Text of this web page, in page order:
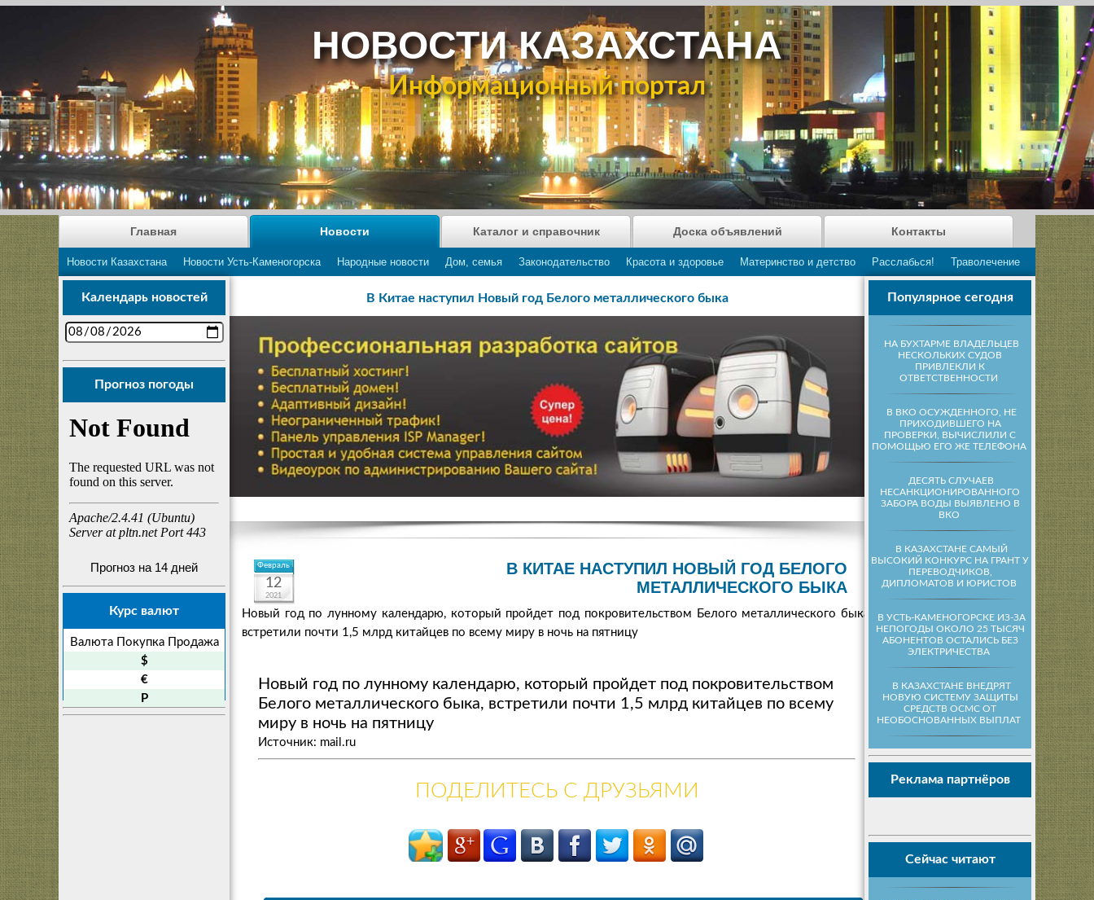
НОВОСТИ КАЗАХСТАНА
Информационный портал
Главная Новости
Новости Казахстана Новости Усть-Каменогорска Народные новости Дом, семья Законодательство Красота и здоровье Материнство и детство Расслабься! Траволечение
Каталог и справочник Доска объявлений Контакты
Популярное сегодня
НА БУХТАРМЕ ВЛАДЕЛЬЦЕВ
НЕСКОЛЬКИХ СУДОВ
ПРИВЛЕКЛИ К
ОТВЕТСТВЕННОСТИ
В ВКО ОСУЖДЕННОГО, НЕ
ПРИХОДИВШЕГО НА
ПРОВЕРКИ, ВЫЧИСЛИЛИ С
ПОМОЩЬЮ ЕГО ЖЕ ТЕЛЕФОНА
ДЕСЯТЬ СЛУЧАЕВ
НЕСАНКЦИОНИРОВАННОГО
ЗАБОРА ВОДЫ ВЫЯВЛЕНО В
ВКО
В КАЗАХСТАНЕ САМЫЙ
ВЫСОКИЙ КОНКУРС НА ГРАНТ У
ПЕРЕВОДЧИКОВ,
ДИПЛОМАТОВ И ЮРИСТОВ
В УСТЬ-КАМЕНОГОРСКЕ ИЗ-ЗА
НЕПОГОДЫ ОКОЛО 25 ТЫСЯЧ
АБОНЕНТОВ ОСТАЛИСЬ БЕЗ
ЭЛЕКТРИЧЕСТВА
В КАЗАХСТАНЕ ВНЕДРЯТ
НОВУЮ СИСТЕМУ ЗАЩИТЫ
СРЕДСТВ ОСМС ОТ
НЕОБОСНОВАННЫХ ВЫПЛАТ
Реклама партнёров
Сейчас читают
Календарь новостей
Прогноз погоды
Прогноз на 14 дней
Курс валют
Валюта Покупка
Продажа
$
€
P
В Китае наступил Новый год Белого металлического быка
Февраль
12
2021
В КИТАЕ НАСТУПИЛ НОВЫЙ ГОД БЕЛОГО
МЕТАЛЛИЧЕСКОГО БЫКА
Новый год по лунному календарю, который пройдет под покровительством Белого металлического быка,
встретили почти 1,5 млрд китайцев по всему миру в ночь на пятницу
Новый год по лунному календарю, который пройдет под покровительством
Белого металлического быка, встретили почти 1,5 млрд китайцев по всему
миру в ночь на пятницу
Источник: mail.ru
ПОДЕЛИТЕСЬ С ДРУЗЬЯМИ